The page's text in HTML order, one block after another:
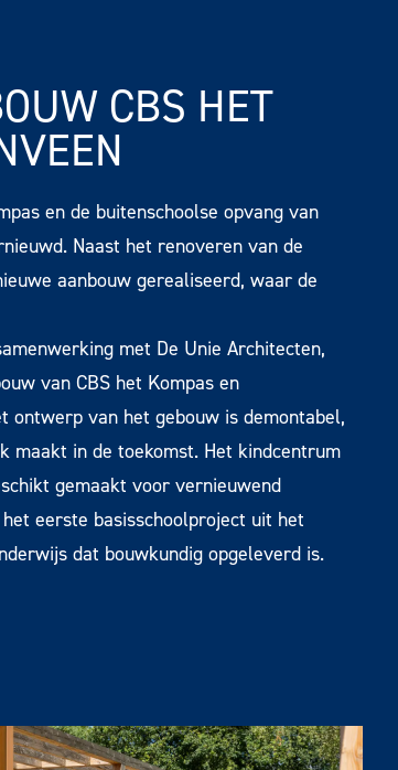
CBS HET
en de buitenschoolse opvang van
Naast het renoveren van de
aanbouw gerealiseerd, waar de
met De Unie Architecten,
van CBS het Kompas en
ontwerp van het gebouw is demontabel,
maakt in de toekomst. Het kindcentrum
gemaakt voor vernieuwend
eerste basisschoolproject uit het
dat bouwkundig opgeleverd is.